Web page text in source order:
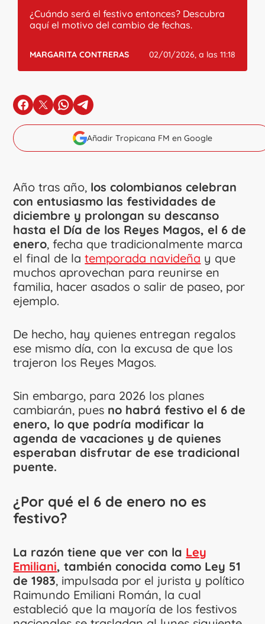
¿Cuándo será el festivo entonces? Descubra
aquí el motivo del cambio de fechas.
MARGARITA CONTRERAS 02/01/2026, a las 11:18
en Facebook
en Xen Whatsapp
en Telegram
Añadir Tropicana FM en Google
Año tras año, los colombianos celebran
con entusiasmo las festividades de
diciembre y prolongan su descanso
hasta el Día de los Reyes Magos, el 6 de
enero, fecha que tradicionalmente marca
el final de latemporada navideña y que
muchos aprovechan para reunirse en
familia, hacer asados o salir de paseo, por
ejemplo.
De hecho, hay quienes entregan regalos
ese mismo día, con la excusa de que los
trajeron los Reyes Magos.
Sin embargo, para 2026 los planes
cambiarán, pues no habrá festivo el 6 de
enero, lo que podría modificar la
agenda de vacaciones y de quienes
esperaban disfrutar de ese tradicional
puente.
¿Por qué el 6 de enero no es
festivo?
La razón tiene que ver con la Ley
Emiliani, también conocida como Ley 51
de 1983, impulsada por el jurista y político
Raimundo Emiliani Román, la cual
estableció que la mayoría de los festivos